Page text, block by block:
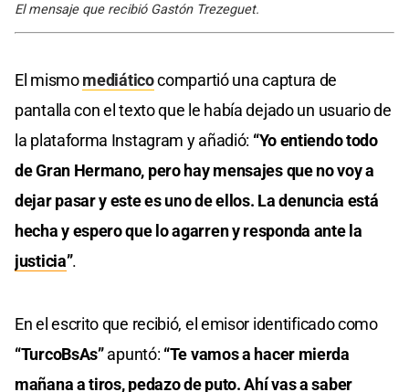
El mensaje que recibió Gastón Trezeguet.
El mismomediáticocompartió una captura de
pantalla con el texto que le había dejado un usuario de
la plataforma Instagram y añadió: “Yo entiendo todo
de Gran Hermano, pero hay mensajes que no voy a
dejar pasar y este es uno de ellos. La denuncia está
hecha y espero que lo agarren y responda ante la
justicia”.
En el escrito que recibió, el emisor identificado como
“TurcoBsAs”apuntó: “Te vamos a hacer mierda
mañana a tiros, pedazo de puto. Ahí vas a saber